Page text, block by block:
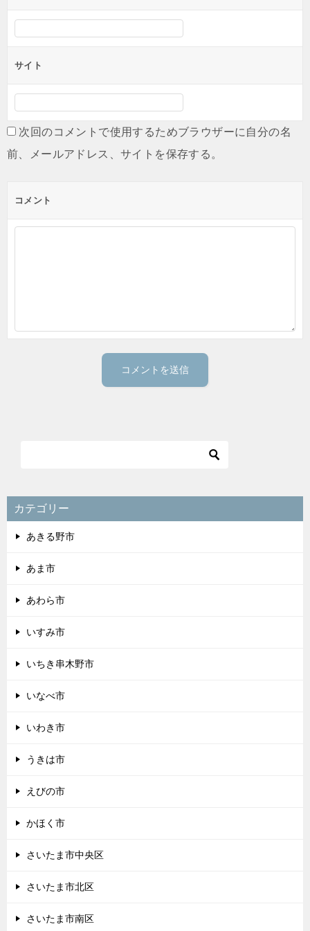
サイト
次回のコメントで使用するためブラウザーに自分の名
前、メールアドレス、サイトを保存する。
コメント
カテゴリー
あきる野市
あま市
あわら市
いすみ市
いちき串木野市
いなべ市
いわき市
うきは市
えびの市
かほく市
さいたま市中央区
さいたま市北区
さいたま市南区